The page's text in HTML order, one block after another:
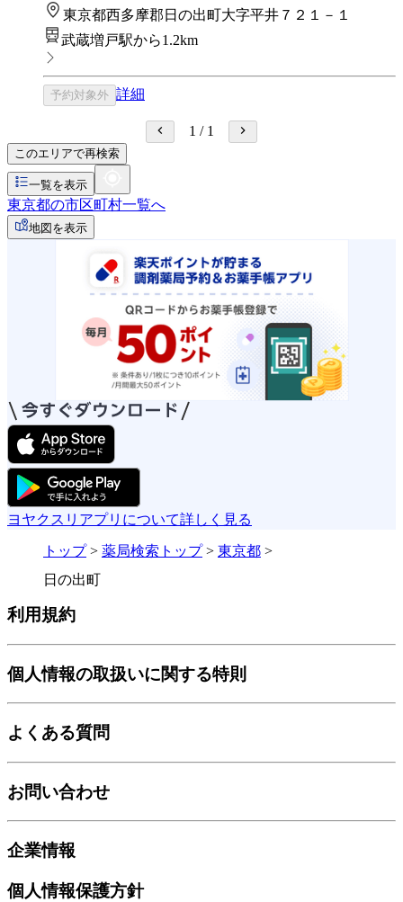
東京都西多摩郡日の出町大字平井７２１－１
武蔵増戸駅から1.2km
予約対象外 詳細
1 / 1
このエリアで再検索
一覧を表示
東京都の市区町村一覧へ
地図を表示
ヨヤクスリアプリについて詳しく見る
トップ> 薬局検索トップ> 東京都 >
日の出町
利用規約
個人情報の取扱いに関する特則
よくある質問
お問い合わせ
企業情報
個人情報保護方針